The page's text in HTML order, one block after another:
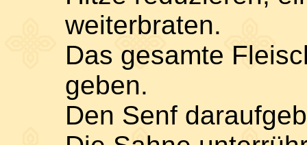
weiterbraten.
Das gesamte
geben.
Den Senf